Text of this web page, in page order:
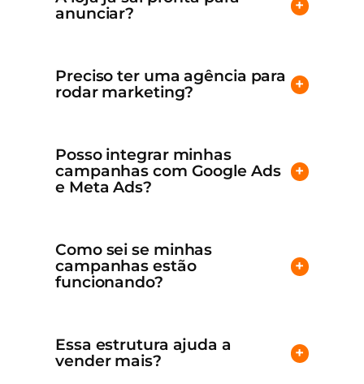
anunciar?
+
Preciso ter uma agência para
rodar marketing?
+
Posso integrar minhas
campanhas com Google Ads
e Meta Ads?
+
Como sei se minhas
campanhas estão
funcionando?
+
Essa estrutura ajuda a
vender mais?
+